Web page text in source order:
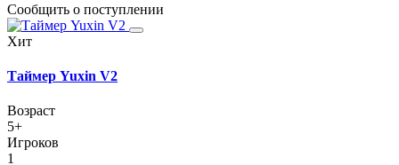
Сообщить о поступлении
Хит
Таймер Yuxin V2
Возраст
5+
Игроков
1